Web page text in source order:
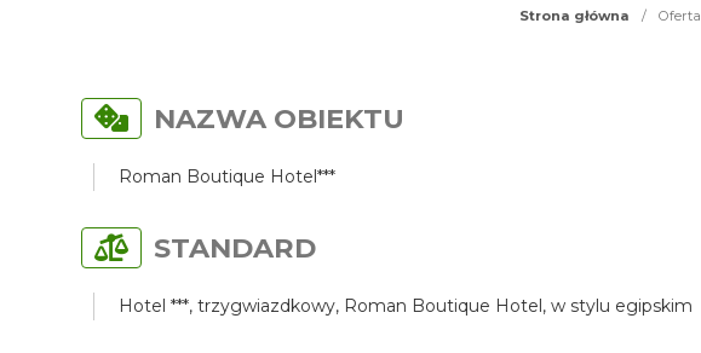
Strona główna / Oferta
NAZWA OBIEKTU
Roman Boutique Hotel***
STANDARD
Hotel ***, trzygwiazdkowy, Roman Boutique Hotel, w stylu egipskim